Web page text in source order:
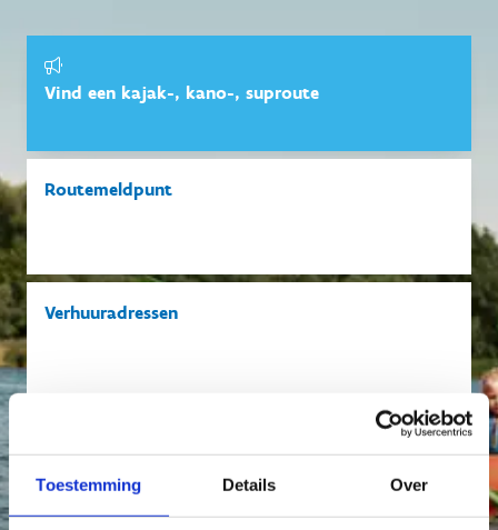
Toestemming Details Over
Vind een kajak-, kano-, suproute
Routemeldpunt
Verhuuradressen